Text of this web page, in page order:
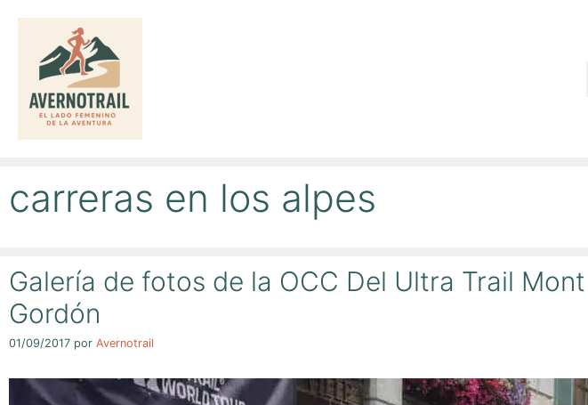
contenido
carreras en los alpes
Galería de fotos de la OCC Del Ultra Trail
Gordón
01/09/2017 por Avernotrail